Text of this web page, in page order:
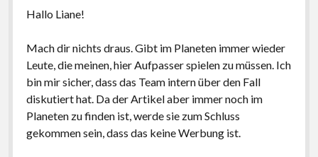
Hallo Liane!
Mach dir nichts draus. Gibt im Planeten immer wieder
Leute, die meinen, hier Aufpasser spielen zu müssen. Ich
bin mir sicher, dass das Team intern über den Fall
diskutiert hat. Da der Artikel aber immer noch im
Planeten zu finden ist, werde sie zum Schluss
gekommen sein, dass das keine Werbung ist.